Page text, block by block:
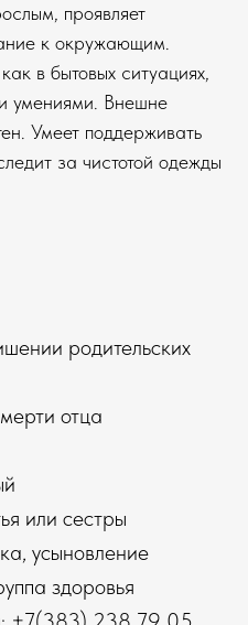
проявляет
к окружающим.
в бытовых ситуациях,
умениями. Внешне
Умеет поддерживать
за чистотой одежды
родительских
отца
или сестры
усыновление
здоровья